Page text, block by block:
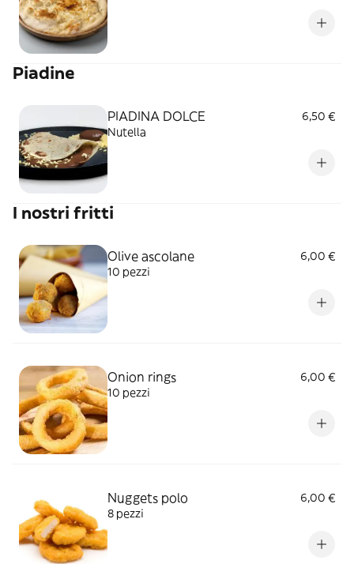
Piadine
PIADINA DOLCE
6,50 €
Nutella
I nostri fritti
Olive ascolane
6,00 €
10 pezzi
Onion rings
6,00 €
10 pezzi
Nuggets polo
6,00 €
8 pezzi